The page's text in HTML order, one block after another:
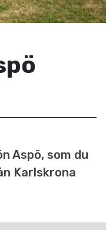
Aspö, som du
Karlskrona